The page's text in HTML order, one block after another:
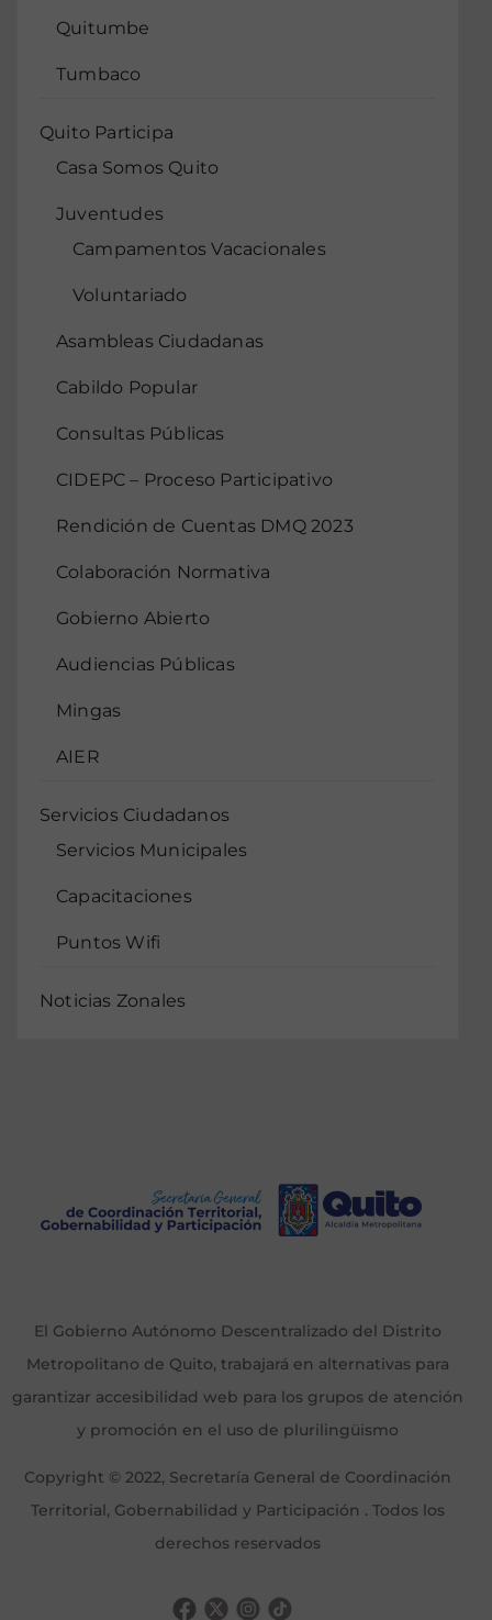
Quitumbe
Tumbaco
Quito Participa
Casa Somos Quito
Juventudes
Campamentos Vacacionales
Voluntariado
Asambleas Ciudadanas
Cabildo Popular
Consultas Públicas
CIDEPC – Proceso Participativo
Rendición de Cuentas DMQ 2023
Colaboración Normativa
Gobierno Abierto
Audiencias Públicas
Mingas
AIER
Servicios Ciudadanos
Servicios Municipales
Capacitaciones
Puntos Wifi
Noticias Zonales
El Gobierno Autónomo Descentralizado del Distrito
Metropolitano de Quito, trabajará en alternativas para
garantizar accesibilidad web para los grupos de atención
y promoción en el uso de plurilingüismo
Copyright © 2022, Secretaría General de Coordinación
Territorial, Gobernabilidad y Participación . Todos los
derechos reservados